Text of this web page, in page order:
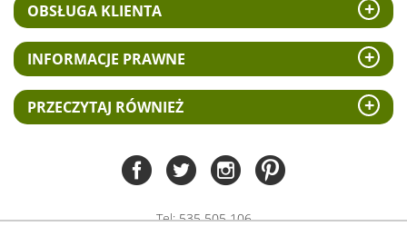
OBSŁUGA KLIENTA
INFORMACJE PRAWNE
PRZECZYTAJ RÓWNIEŻ
Tel:535 505 106